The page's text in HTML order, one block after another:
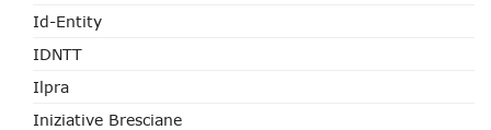
Id-Entity
IDNTT
Ilpra
Iniziative Bresciane